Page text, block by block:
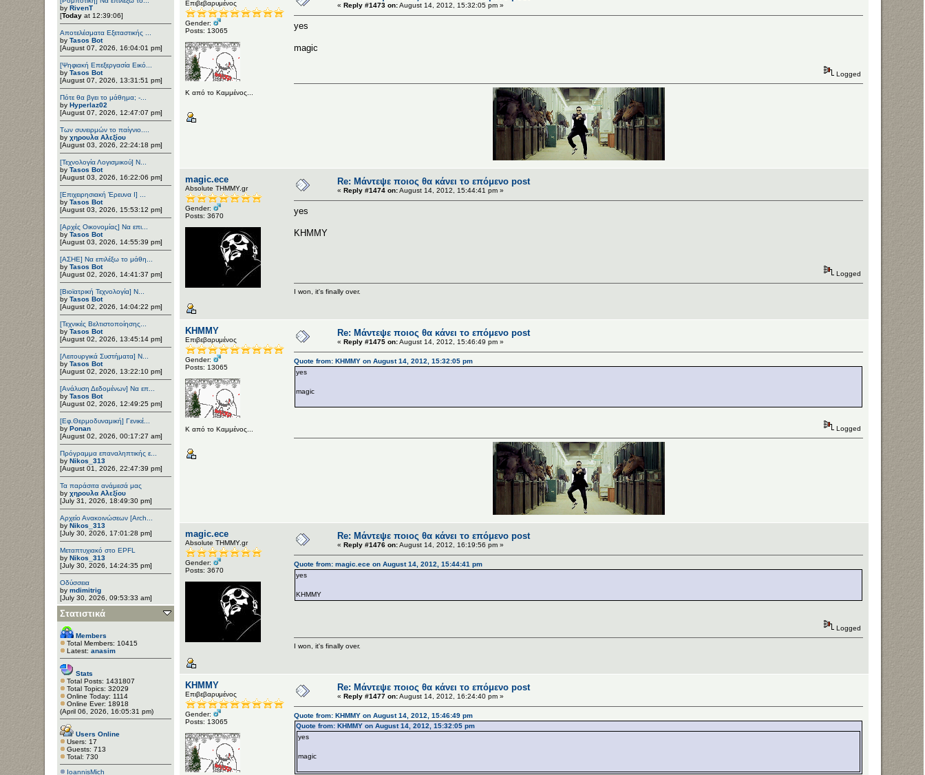
by RivenT
[Today at 12:39:06]
Αποτελέσματα Εξεταστικής ...
by Tasos Bot
[August 07, 2026, 16:04:01 pm]
[Ψηφιακή Επεξεργασία Εικό...
by Tasos Bot
[August 07, 2026, 13:31:51 pm]
Πότε θα βγει το μάθημα; -...
by Hyperlaz02
[August 07, 2026, 12:47:07 pm]
Των συνειρμών το παίγνιο....
by χηρουλα Αλεξίου
[August 03, 2026, 22:24:18 pm]
[Τεχνολογία Λογισμικού] Ν...
by Tasos Bot
[August 03, 2026, 16:22:06 pm]
[Επιχειρησιακή Έρευνα Ι] ...
by Tasos Bot
[August 03, 2026, 15:53:12 pm]
[Αρχές Οικονομίας] Να επι...
by Tasos Bot
[August 03, 2026, 14:55:39 pm]
[ΑΣΗΕ] Να επιλέξω το μάθη...
by Tasos Bot
[August 02, 2026, 14:41:37 pm]
[Βιοϊατρική Τεχνολογία] Ν...
by Tasos Bot
[August 02, 2026, 14:04:22 pm]
[Τεχνικές Βελτιστοποίησης...
by Tasos Bot
[August 02, 2026, 13:45:14 pm]
[Λειτουργικά Συστήματα] Ν...
by Tasos Bot
[August 02, 2026, 13:22:10 pm]
[Ανάλυση Δεδομένων] Να επ...
by Tasos Bot
[August 02, 2026, 12:49:25 pm]
[Εφ.Θερμοδυναμική] Γενικέ...
by Ponan
[August 02, 2026, 00:17:27 am]
Πρόγραμμα επαναληπτικής ε...
by Nikos_313
[August 01, 2026, 22:47:39 pm]
Τα παράσιτα ανάμεσά μας
by χηρουλα Αλεξίου
[July 31, 2026, 18:49:30 pm]
Αρχείο Ανακοινώσεων [Arch...
by Nikos_313
[July 30, 2026, 17:01:28 pm]
Μεταπτυχιακό στο EPFL
by Nikos_313
[July 30, 2026, 14:24:35 pm]
Οδύσσεια
by mdimitrig
[July 30, 2026, 09:53:33 am]
Στατιστικά
Members
Total Members: 10415
Latest: anasim
Stats
Total Posts: 1431807
Total Topics: 32029
Online Today: 1114
Online Ever: 18918
(April 06, 2026, 16:05:31 pm)
Users Online
Users: 17
Guests: 713
Total: 730
IoannisMich
Επιβεβαρυμένος
Gender:
Posts: 13065
Κ από το Καμμένος...
« Reply #1473 on:August 14, 2012, 15:32:05 pm »
yes
magic
Logged
magic.ece
Αbsolute ΤΗΜΜΥ.gr
Gender:
Posts: 3670
Re: Μάντεψε ποιος θα κάνει το επόμενο post
« Reply #1474 on:August 14, 2012, 15:44:41 pm »
yes
KHMMY
Logged
I won, it's finally over.
ΚΗΜΜΥ
Επιβεβαρυμένος
Gender:
Posts: 13065
Κ από το Καμμένος...
Re: Μάντεψε ποιος θα κάνει το επόμενο post
« Reply #1475 on:August 14, 2012, 15:46:49 pm »
Quote from: ΚΗΜΜΥ on August 14, 2012, 15:32:05 pm
yes
magic
Logged
magic.ece
Αbsolute ΤΗΜΜΥ.gr
Gender:
Posts: 3670
Re: Μάντεψε ποιος θα κάνει το επόμενο post
« Reply #1476 on:August 14, 2012, 16:19:56 pm »
Quote from: magic.ece on August 14, 2012, 15:44:41 pm
yes
KHMMY
Logged
I won, it's finally over.
ΚΗΜΜΥ
Επιβεβαρυμένος
Gender:
Posts: 13065
Re: Μάντεψε ποιος θα κάνει το επόμενο post
« Reply #1477 on:August 14, 2012, 16:24:40 pm »
Quote from: ΚΗΜΜΥ on August 14, 2012, 15:46:49 pm
Quote from: ΚΗΜΜΥ on August 14, 2012, 15:32:05 pm
yes
magic